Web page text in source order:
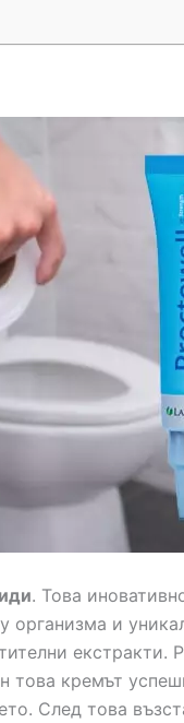
. Това
организма и
екстракти.
това кремът
След това